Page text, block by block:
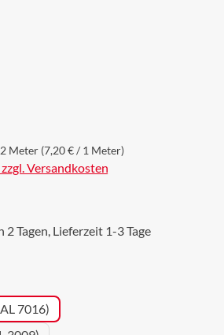
2 Meter (7,20 € / 1 Meter)
Versandkosten
Tagen, Lieferzeit 1-3 Tage
7016)